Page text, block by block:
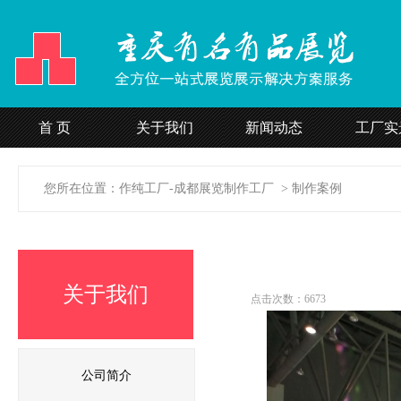
24H团体服装定制直线
15308188287
首 页 关于我们 新闻动态 工厂实
您所在位置： 作纯工厂-成都展览制作工厂 > 制作案例
关于我们
公司简介
点击次数：6673